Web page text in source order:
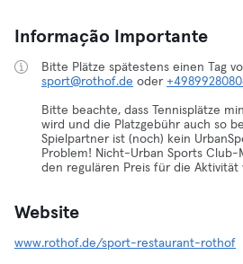
Informação Importante
Bitte Plätze spätestens einen Tag
sport@rothof.de oder
Bitte beachte, dass Tennisplätze
wird und die Platzgebühr auch so
Spielpartner ist (noch) kein
Problem! Nicht-Urban Sports Club-
den regulären Preis für die Aktivität
Website
www.rothof.de/sport-restaurant-rothof